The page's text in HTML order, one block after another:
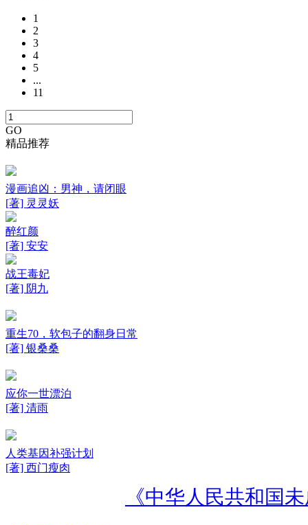
1
2
3
4
5
...
11
GO
精品推荐
漫画追凶：男神，请闭眼
[著] 灵灵妖
醉红颜
[著] 安安
战王毒妃
[著] 阴九
重生70，软包子的翻身日常
[著] 银桑桑
应你一世漂泊
[著] 清雨
人类基因补强计划
[著] 西门瘦肉
《中华人民共和国